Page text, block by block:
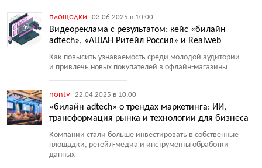
площадки 03.06.2025 в 10:00
Видеореклама с результатом: кейс «билайн
adtech», «АШАН Ритейл Россия» и Realweb
Как повысить узнаваемость среди молодой аудитории
и привлечь новых покупателей в офлайн-магазины
nontv 22.04.2025 в 10:00
«билайн adtech» о трендах маркетинга: ИИ,
трансформация рынка и технологии для бизнеса
Компании стали больше инвестировать в собственные
площадки, ретейл-медиа и инструменты обработки
данных